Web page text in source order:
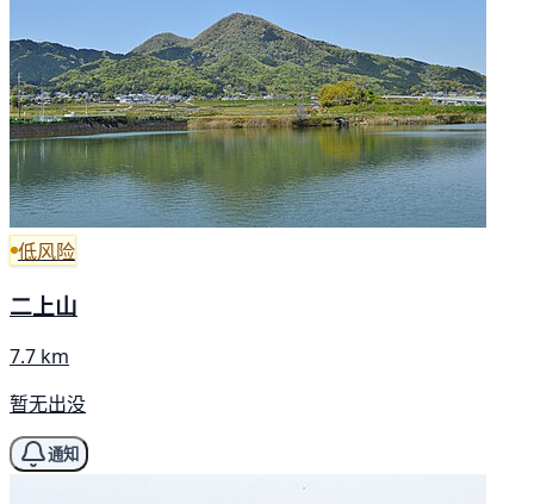
低风险
二上山
7.7 km
暂无出没
通知